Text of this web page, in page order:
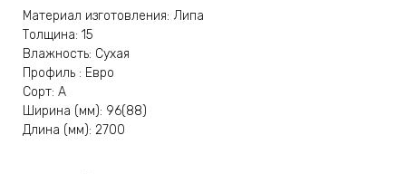
Материал изготовления: Липа
Толщина: 15
Влажность: Сухая
Профиль : Евро
Сорт: А
Ширина (мм): 96(88)
Длина (мм): 2700